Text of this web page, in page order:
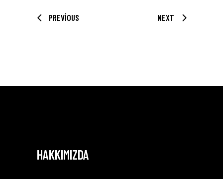
PREVIOUS NEXT
HAKKIMIZDA